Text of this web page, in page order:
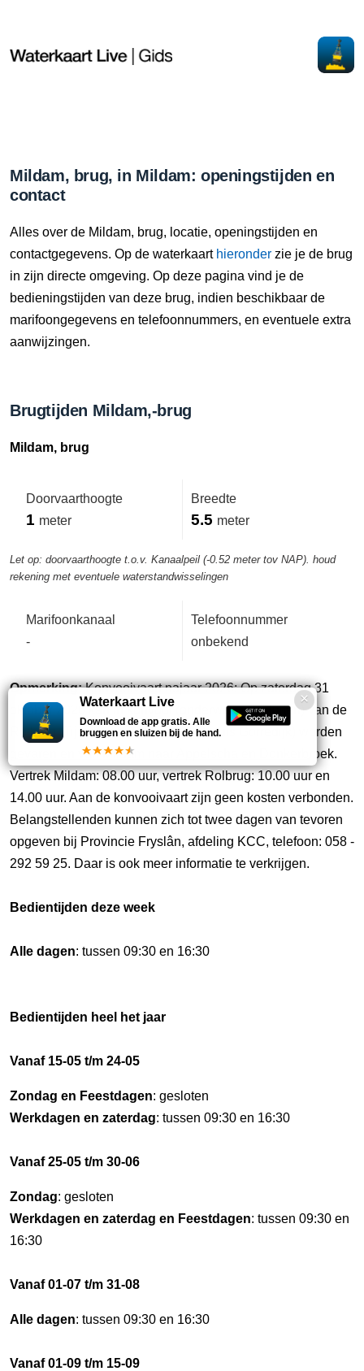
Mildam, brug, in Mildam: openingstijden en
contact
Alles over de Mildam, brug, locatie, openingstijden en
contactgegevens. Op de waterkaart hieronder zie je de brug
in zijn directe omgeving. Op deze pagina vind je de
bedieningstijden van deze brug, indien beschikbaar de
marifoongegevens en telefoonnummers, en eventuele extra
aanwijzingen.
Brugtijden Mildam,-brug
Mildam, brug
Doorvaarthoogte
1 meter
Breedte
5.5 meter
Let op: doorvaarthoogte t.o.v. Kanaalpeil (-0.52 meter tov NAP). houd
rekening met eventuele waterstandwisselingen
Marifoonkanaal
-
Telefoonnummer
onbekend
Opmerking:Konvooivaart najaar 2026: Op zaterdag 31
oktober 2026 kan in konvooi (onderweg aansluiten) van de
Rolbrug (Tijnje) naar Gorredijk (tot sluis Gorredijk) worden
gevaren en van Mildam naar Appelscha en Donkerbroek.
Vertrek Mildam: 08.00 uur, vertrek Rolbrug: 10.00 uur en
14.00 uur. Aan de konvooivaart zijn geen kosten verbonden.
Belangstellenden kunnen zich tot twee dagen van tevoren
opgeven bij Provincie Fryslân, afdeling KCC, telefoon: 058 -
292 59 25. Daar is ook meer informatie te verkrijgen.
Bedientijden deze week
Alle dagen: tussen 09:30 en 16:30
Bedientijden heel het jaar
Vanaf 15-05 t/m 24-05
Zondag en Feestdagen: gesloten
Werkdagen en zaterdag: tussen 09:30 en 16:30
Vanaf 25-05 t/m 30-06
Zondag: gesloten
Werkdagen en zaterdag en Feestdagen: tussen 09:30 en
16:30
Vanaf 01-07 t/m 31-08
Alle dagen: tussen 09:30 en 16:30
Vanaf 01-09 t/m 15-09
Waterkaart Live
Download de app gratis. Alle
bruggen en sluizen bij de hand.